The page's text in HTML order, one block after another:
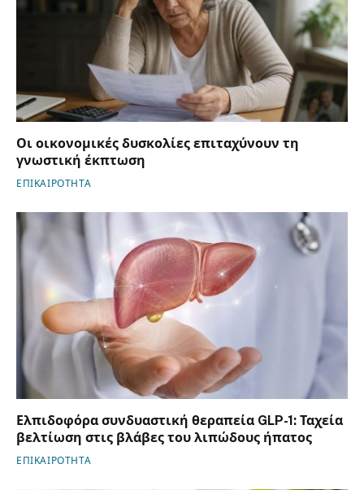
Οι οικονομικές δυσκολίες επιταχύνουν τη
γνωστική έκπτωση
ΕΠΙΚΑΙΡΟΤΗΤΑ
Ελπιδοφόρα συνδυαστική θεραπεία GLP-1: Ταχεία
βελτίωση στις βλάβες του λιπώδους ήπατος
ΕΠΙΚΑΙΡΟΤΗΤΑ